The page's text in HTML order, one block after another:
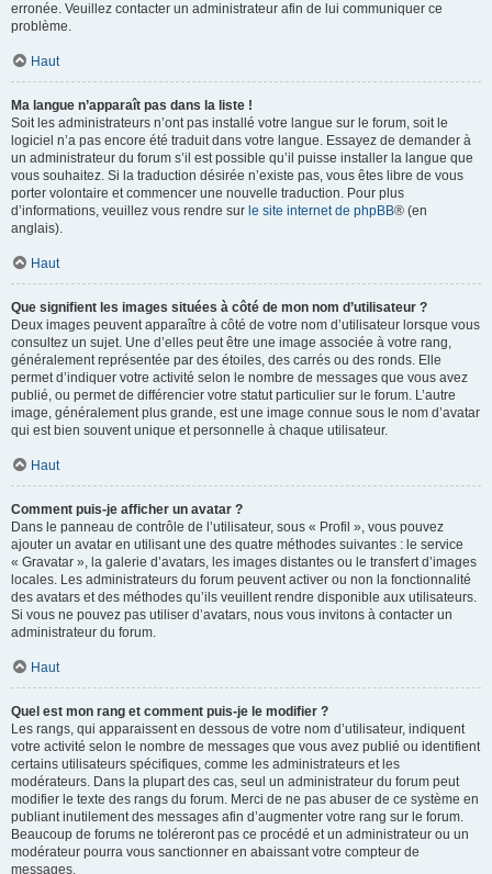
erronée. Veuillez contacter un administrateur afin de lui communiquer ce
problème.
Haut
Ma langue n’apparaît pas dans la liste !
Soit les administrateurs n’ont pas installé votre langue sur le forum, soit le
logiciel n’a pas encore été traduit dans votre langue. Essayez de demander à
un administrateur du forum s’il est possible qu’il puisse installer la langue que
vous souhaitez. Si la traduction désirée n’existe pas, vous êtes libre de vous
porter volontaire et commencer une nouvelle traduction. Pour plus
d’informations, veuillez vous rendre sur le site internet de phpBB® (en
anglais).
Haut
Que signifient les images situées à côté de mon nom d’utilisateur ?
Deux images peuvent apparaître à côté de votre nom d’utilisateur lorsque vous
consultez un sujet. Une d’elles peut être une image associée à votre rang,
généralement représentée par des étoiles, des carrés ou des ronds. Elle
permet d’indiquer votre activité selon le nombre de messages que vous avez
publié, ou permet de différencier votre statut particulier sur le forum. L’autre
image, généralement plus grande, est une image connue sous le nom d’avatar
qui est bien souvent unique et personnelle à chaque utilisateur.
Haut
Comment puis-je afficher un avatar ?
Dans le panneau de contrôle de l’utilisateur, sous « Profil », vous pouvez
ajouter un avatar en utilisant une des quatre méthodes suivantes : le service
« Gravatar », la galerie d’avatars, les images distantes ou le transfert d’images
locales. Les administrateurs du forum peuvent activer ou non la fonctionnalité
des avatars et des méthodes qu’ils veuillent rendre disponible aux utilisateurs.
Si vous ne pouvez pas utiliser d’avatars, nous vous invitons à contacter un
administrateur du forum.
Haut
Quel est mon rang et comment puis-je le modifier ?
Les rangs, qui apparaissent en dessous de votre nom d’utilisateur, indiquent
votre activité selon le nombre de messages que vous avez publié ou identifient
certains utilisateurs spécifiques, comme les administrateurs et les
modérateurs. Dans la plupart des cas, seul un administrateur du forum peut
modifier le texte des rangs du forum. Merci de ne pas abuser de ce système en
publiant inutilement des messages afin d’augmenter votre rang sur le forum.
Beaucoup de forums ne toléreront pas ce procédé et un administrateur ou un
modérateur pourra vous sanctionner en abaissant votre compteur de
messages.